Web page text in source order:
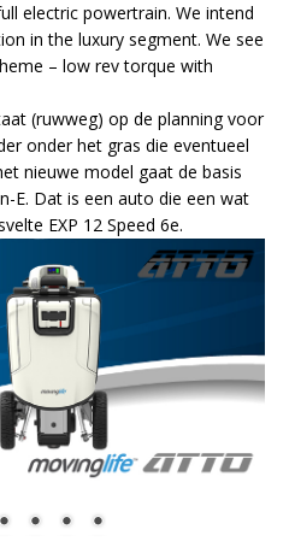
electric powertrain. We intend
in the luxury segment. We see
– low rev torque with
(ruwweg) op de planning voor
onder het gras die eventueel
nieuwe model gaat de basis
E. Dat is een auto die een wat
EXP 12 Speed 6e.